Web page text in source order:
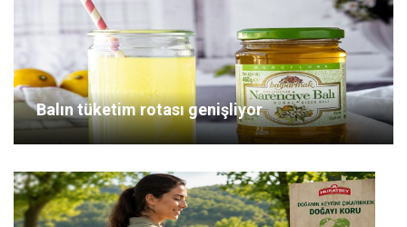
Balın tüketim rotası genişliyor